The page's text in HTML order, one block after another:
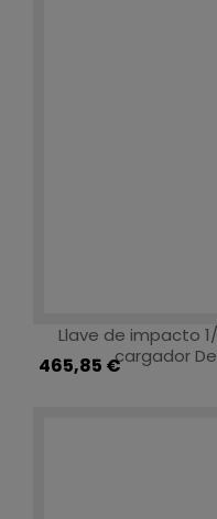
Llave de impacto
cargador
465,85 €